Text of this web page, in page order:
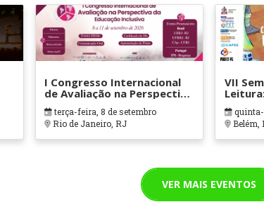
I Congresso Internacional
de Avaliação na Perspectiva
da Educação Inclusiva
terça-feira, 8 de setembro
Rio de Janeiro, RJ
VII
equinta-
Belém,
VER MAIS EVENTOS